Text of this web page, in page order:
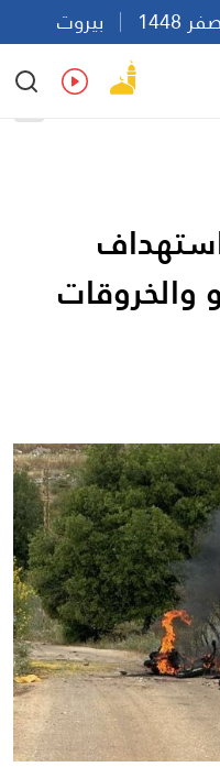
بيروت
Ar
و والخروقات